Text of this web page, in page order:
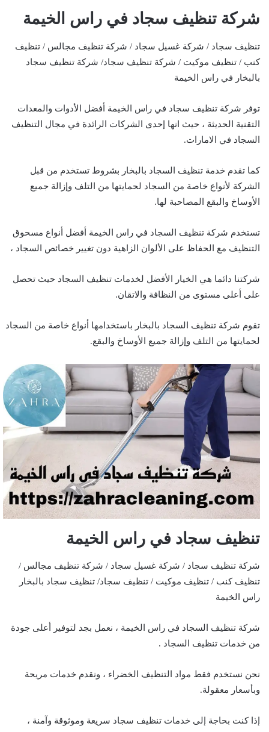
شركة تنظيف سجاد في راس الخيمة
تنظيف سجاد / شركة غسيل سجاد / شركة تنظيف مجالس / تنظيف
كنب / تنظيف موكيت / شركة تنظيف سجاد/ شركة تنظيف سجاد
بالبخار في راس الخيمة
توفر شركة تنظيف سجاد في راس الخيمة أفضل الأدوات والمعدات
التقنية الحديثة ، حيث انها إحدى الشركات الرائدة في مجال التنظيف
السجاد في الامارات.
كما تقدم خدمة تنظيف السجاد بالبخار بشروط تستخدم من قبل
الشركة لأنواع خاصة من السجاد لحمايتها من التلف وإزالة جميع
الأوساخ والبقع المصاحبة لها.
تستخدم شركة تنظيف السجاد في راس الخيمة أفضل أنواع مسحوق
التنظيف مع الحفاظ على الألوان الزاهية دون تغيير خصائص السجاد ،
شركتنا دائما هي الخيار الأفضل لخدمات تنظيف السجاد حيث تحصل
على أعلى مستوى من النظافة والاتقان.
تقوم شركة تنظيف السجاد بالبخار باستخدامها أنواع خاصة من السجاد
لحمايتها من التلف وإزالة جميع الأوساخ والبقع.
تنظيف سجاد في راس الخيمة
شركة تنظيف سجاد / شركة غسيل سجاد / شركة تنظيف مجالس /
تنظيف كنب / تنظيف موكيت / تنظيف سجاد/ تنظيف سجاد بالبخار
راس الخيمة
شركة تنظيف السجاد في راس الخيمة ، نعمل بجد لتوفير أعلى جودة
من خدمات تنظيف السجاد .
نحن نستخدم فقط مواد التنظيف الخضراء ، ونقدم خدمات مريحة
وبأسعار معقولة.
إذا كنت بحاجة إلى خدمات تنظيف سجاد سريعة وموثوقة وآمنة ،